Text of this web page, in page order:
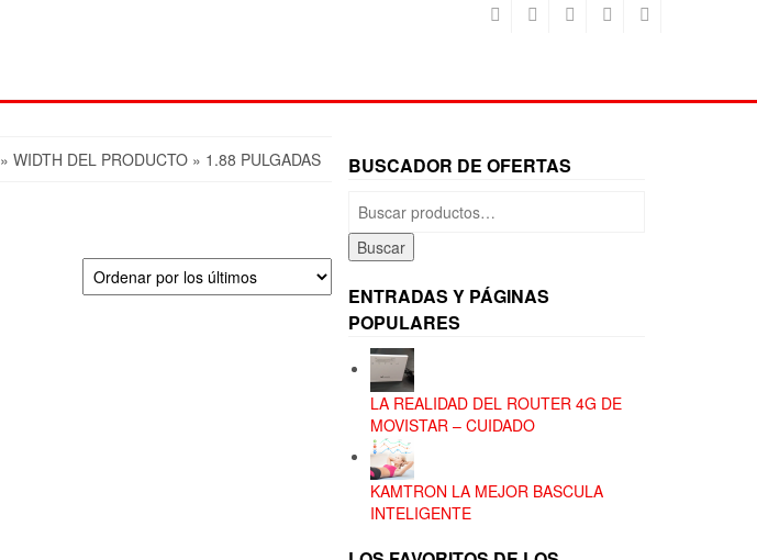
» WIDTH DEL PRODUCTO » 1.88 PULGADAS BUSCADOR DE OFERTAS
Buscar
por:
Buscar
ENTRADAS Y PÁGINAS
POPULARES
LA REALIDAD DEL ROUTER 4G DE
MOVISTAR – CUIDADO
KAMTRON LA MEJOR BASCULA
INTELIGENTE